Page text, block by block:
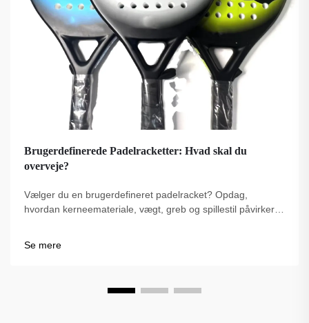
Brugerdefinerede Padelracketter: Hvad skal du
overveje?
Vælger du en brugerdefineret padelracket? Opdag,
hvordan kerneemateriale, vægt, greb og spillestil påvirker
Se mere